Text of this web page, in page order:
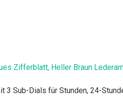
Zifferblatt, Heller Braun
Sub-Dials für Stunden, 24-